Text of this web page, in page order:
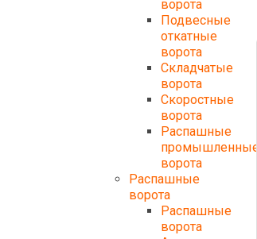
ворота
Подвесные
откатные
ворота
Складчатые
ворота
Скоростные
ворота
Распашные
промышленные
ворота
Распашные
ворота
Распашные
ворота